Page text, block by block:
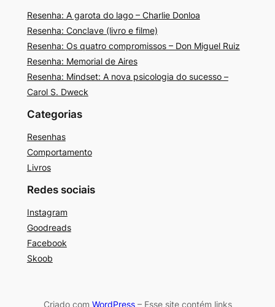
Resenha: A garota do lago – Charlie Donloa
Resenha: Conclave (livro e filme)
Resenha: Os quatro compromissos – Don Miguel Ruiz
Resenha: Memorial de Aires
Resenha: Mindset: A nova psicologia do sucesso –
Carol S. Dweck
Categorias
Resenhas
Comportamento
Livros
Redes sociais
Instagram
Goodreads
Facebook
Skoob
Criado com WordPress– Esse site contém links